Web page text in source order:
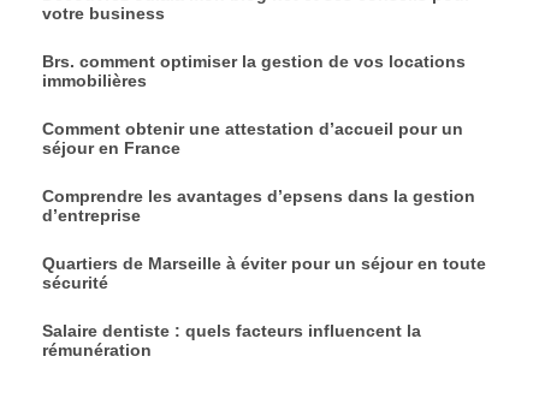
votre business
Brs. comment optimiser la gestion de vos locations
immobilières
Comment obtenir une attestation d’accueil pour un
séjour en France
Comprendre les avantages d’epsens dans la gestion
d’entreprise
Quartiers de Marseille à éviter pour un séjour en toute
sécurité
Salaire dentiste : quels facteurs influencent la
rémunération